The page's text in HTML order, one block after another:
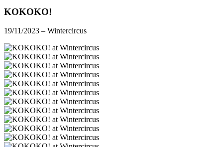
KOKOKO!
19/11/2023 – Wintercircus